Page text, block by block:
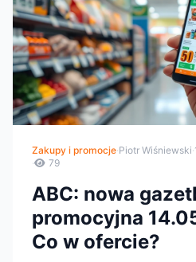
Zakupy i promocje·Piotr Wiśniewski·
·
79
ABC: nowa
promocyjna
Co w ofercie?